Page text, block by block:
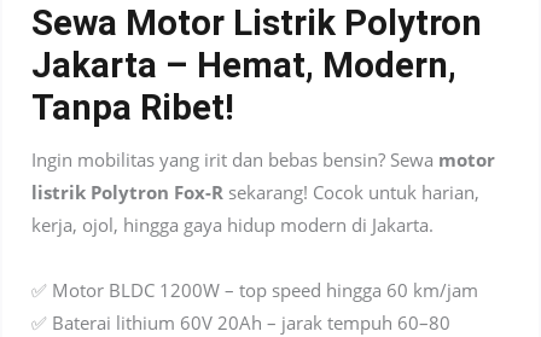
Sewa Motor Listrik Polytron
Jakarta – Hemat, Modern,
Tanpa Ribet!
Ingin mobilitas yang irit dan bebas bensin? Sewa motor
listrik Polytron Fox-R sekarang! Cocok untuk harian,
kerja, ojol, hingga gaya hidup modern di Jakarta.
✅ Motor BLDC 1200W – top speed hingga 60 km/jam
✅ Baterai lithium 60V 20Ah – jarak tempuh 60–80